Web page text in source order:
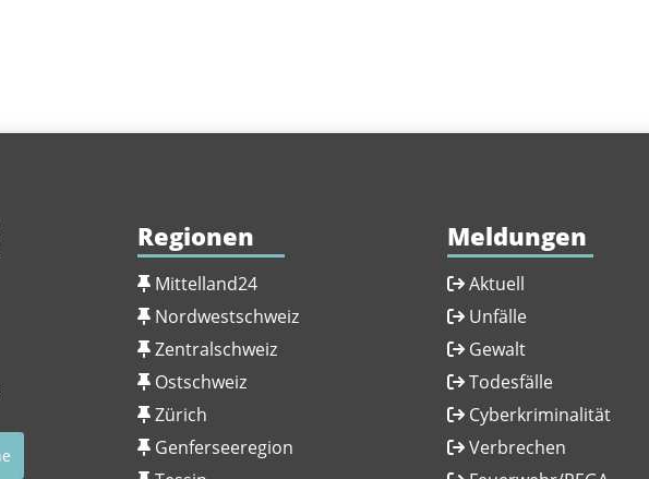
Regionen
Mittelland24
Nordwestschweiz
Zentralschweiz
Ostschweiz
Zürich
Genferseeregion
Meldungen
Aktuell
Unfälle
Gewalt
Todesfälle
Cyberkriminalität
Verbrechen